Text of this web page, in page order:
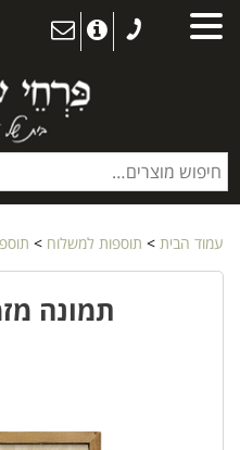
עמוד הבית > תוספות למשלוח >
תמונה